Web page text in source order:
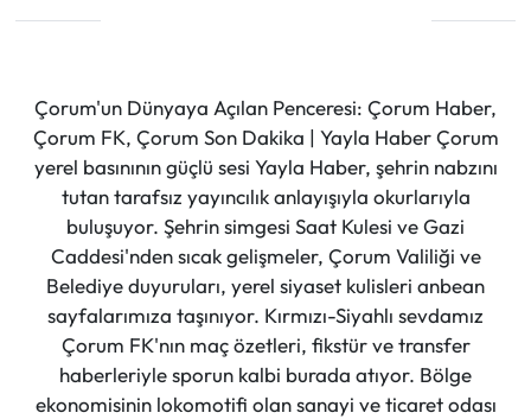
Çorum'un Dünyaya Açılan Penceresi: Çorum Haber,
Çorum FK, Çorum Son Dakika | Yayla Haber Çorum
yerel basınının güçlü sesi Yayla Haber, şehrin nabzını
tutan tarafsız yayıncılık anlayışıyla okurlarıyla
buluşuyor. Şehrin simgesi Saat Kulesi ve Gazi
Caddesi'nden sıcak gelişmeler, Çorum Valiliği ve
Belediye duyuruları, yerel siyaset kulisleri anbean
sayfalarımıza taşınıyor. Kırmızı-Siyahlı sevdamız
Çorum FK'nın maç özetleri, fikstür ve transfer
haberleriyle sporun kalbi burada atıyor. Bölge
ekonomisinin lokomotifi olan sanayi ve ticaret odası